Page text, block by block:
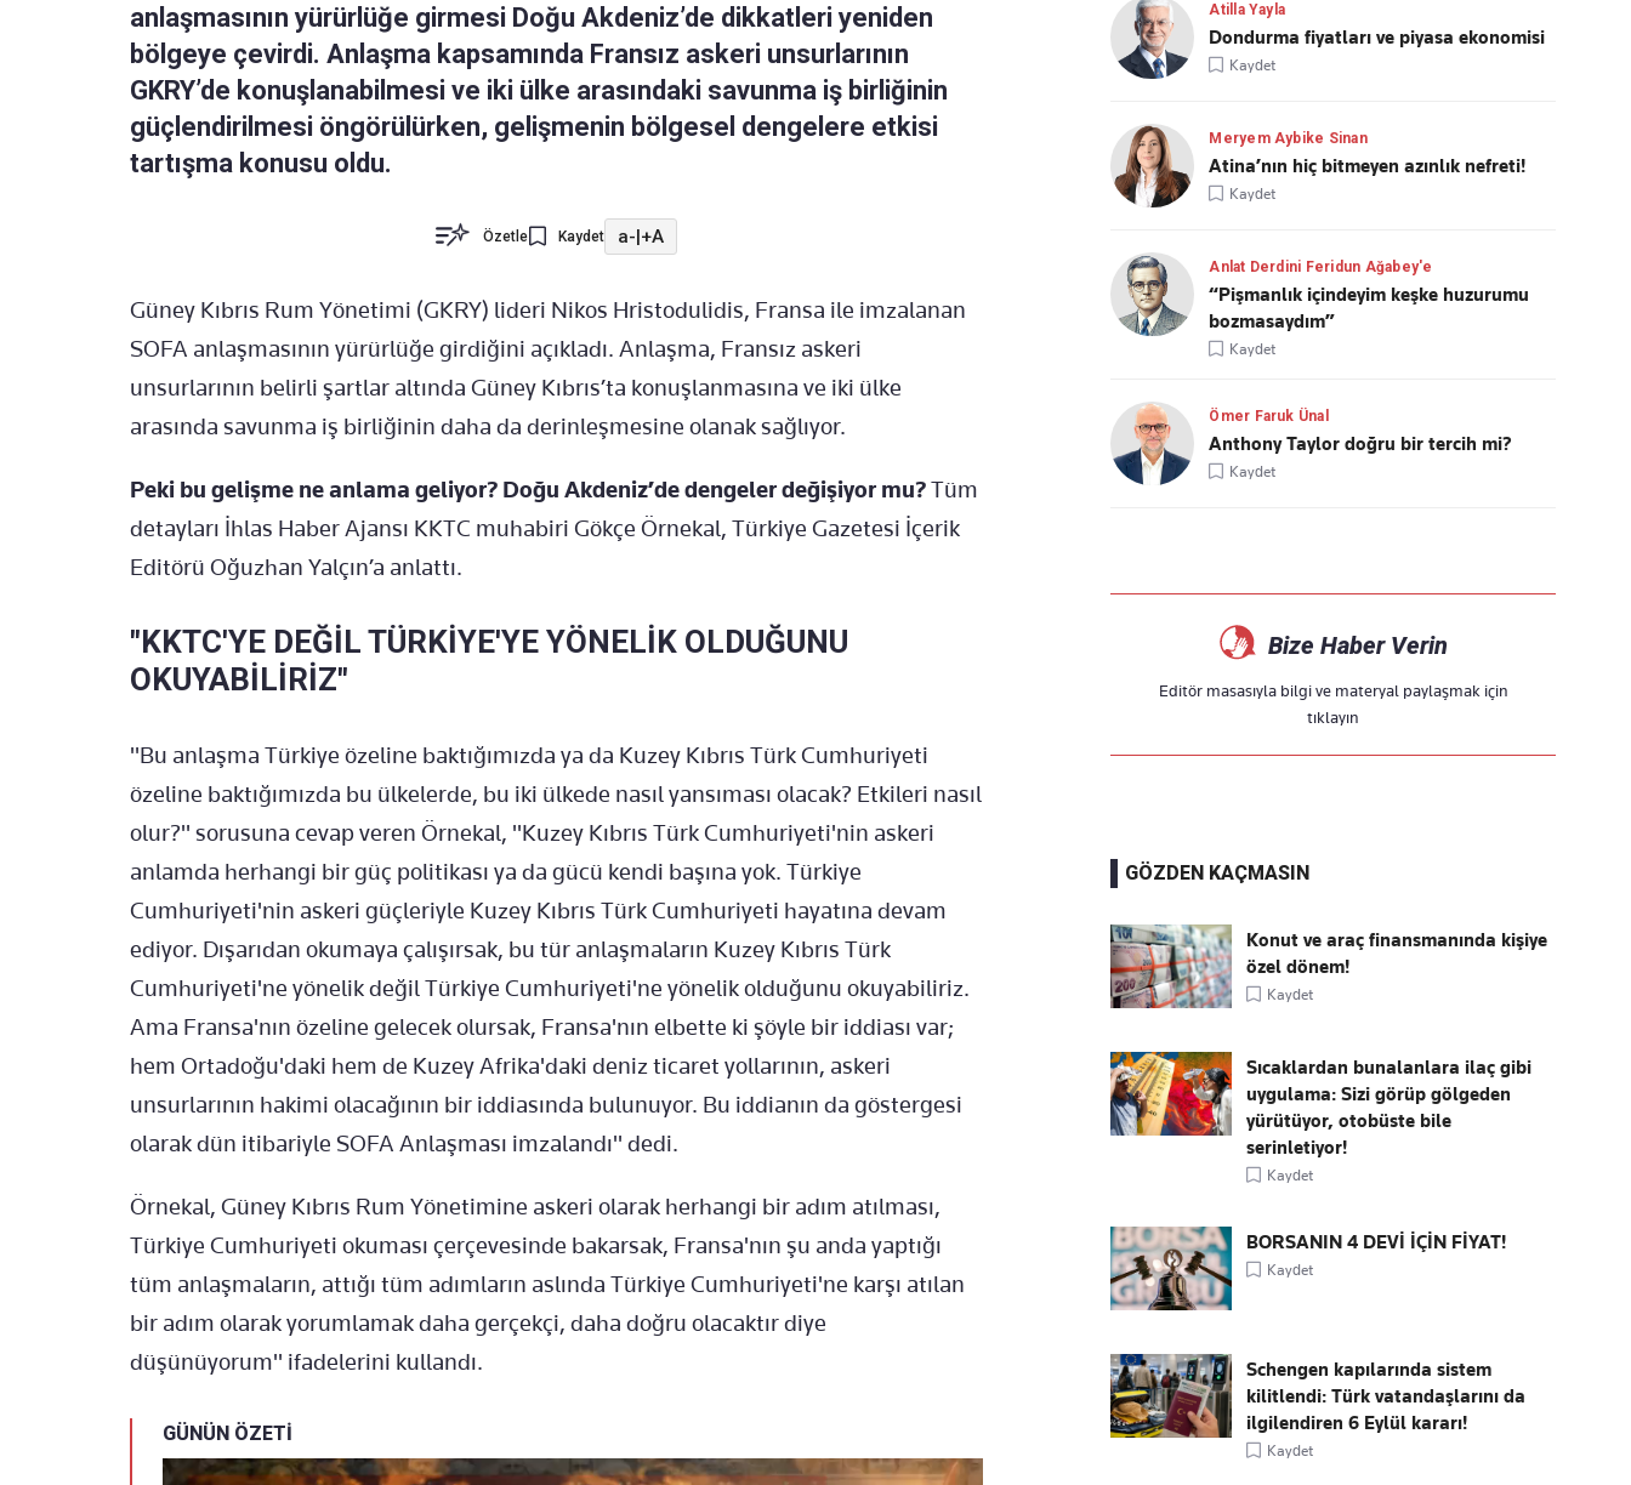
anlaşmasının yürürlüğe girmesi Doğu Akdeniz’de dikkatleri yeniden
bölgeye çevirdi. Anlaşma kapsamında Fransız askeri unsurlarının
GKRY’de konuşlanabilmesi ve iki ülke arasındaki savunma iş birliğinin
güçlendirilmesi öngörülürken, gelişmenin bölgesel dengelere etkisi
tartışma konusu oldu.
Özetle Kaydet a-|+A
Güney Kıbrıs Rum Yönetimi (GKRY) lideri Nikos Hristodulidis, Fransa ile imzalanan
SOFA anlaşmasının yürürlüğe girdiğini açıkladı. Anlaşma, Fransız askeri
unsurlarının belirli şartlar altında Güney Kıbrıs’ta konuşlanmasına ve iki ülke
arasında savunma iş birliğinin daha da derinleşmesine olanak sağlıyor.
Peki bu gelişme ne anlama geliyor? Doğu Akdeniz’de dengeler değişiyor mu?Tüm
detayları İhlas Haber Ajansı KKTC muhabiri Gökçe Örnekal, Türkiye Gazetesi İçerik
Editörü Oğuzhan Yalçın’a anlattı.
"KKTC'YE DEĞİL TÜRKİYE'YE YÖNELİK OLDUĞUNU
OKUYABİLİRİZ"
"Bu anlaşma Türkiye özeline baktığımızda ya da Kuzey Kıbrıs Türk Cumhuriyeti
özeline baktığımızda bu ülkelerde, bu iki ülkede nasıl yansıması olacak? Etkileri nasıl
olur?" sorusuna cevap veren Örnekal, "Kuzey Kıbrıs Türk Cumhuriyeti'nin askeri
anlamda herhangi bir güç politikası ya da gücü kendi başına yok. Türkiye
Cumhuriyeti'nin askeri güçleriyle Kuzey Kıbrıs Türk Cumhuriyeti hayatına devam
ediyor. Dışarıdan okumaya çalışırsak, bu tür anlaşmaların Kuzey Kıbrıs Türk
Cumhuriyeti'ne yönelik değil Türkiye Cumhuriyeti'ne yönelik olduğunu okuyabiliriz.
Ama Fransa'nın özeline gelecek olursak, Fransa'nın elbette ki şöyle bir iddiası var;
hem Ortadoğu'daki hem de Kuzey Afrika'daki deniz ticaret yollarının, askeri
unsurlarının hakimi olacağının bir iddiasında bulunuyor. Bu iddianın da göstergesi
olarak dün itibariyle SOFA Anlaşması imzalandı" dedi.
Örnekal, Güney Kıbrıs Rum Yönetimine askeri olarak herhangi bir adım atılması,
Türkiye Cumhuriyeti okuması çerçevesinde bakarsak, Fransa'nın şu anda yaptığı
tüm anlaşmaların, attığı tüm adımların aslında Türkiye Cumhuriyeti'ne karşı atılan
bir adım olarak yorumlamak daha gerçekçi, daha doğru olacaktır diye
düşünüyorum" ifadelerini kullandı.
GÜNÜN ÖZETİ
Atilla Yayla
Dondurma fiyatları ve piyasa ekonomisi
Kaydet
Meryem Aybike Sinan
Atina’nın hiç bitmeyen azınlık nefreti!
Kaydet
Anlat Derdini Feridun Ağabey'e
“Pişmanlık içindeyim keşke huzurumu
bozmasaydım”
Kaydet
Ömer Faruk Ünal
Anthony Taylor doğru bir tercih mi?
Kaydet
Bize Haber Verin
Editör masasıyla bilgi ve materyal paylaşmak için
tıklayın
GÖZDEN KAÇMASIN
Konut ve araç finansmanında kişiye
özel dönem!
Kaydet
Sıcaklardan bunalanlara ilaç gibi
uygulama: Sizi görüp gölgeden
yürütüyor, otobüste bile
serinletiyor!
Kaydet
BORSANIN 4 DEVİ İÇİN FİYAT!
Kaydet
Schengen kapılarında sistem
kilitlendi: Türk vatandaşlarını da
ilgilendiren 6 Eylül kararı!
Kaydet